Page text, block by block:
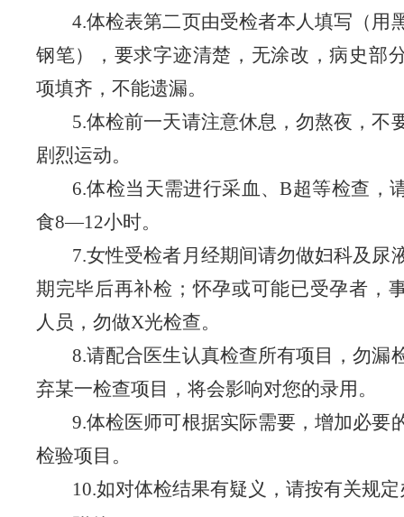
4.体检表第二页由受检者本人填写（用
钢笔），要求字迹清楚，无涂改，病史部
项填齐，不能遗漏。
5.体检前一天请注意休息，勿熬夜，不
剧烈运动。
6.体检当天需进行采血、B超等检查，
食8—12小时。
7.女性受检者月经期间请勿做妇科及尿
期完毕后再补检；怀孕或可能已受孕者，
人员，勿做X光检查。
8.请配合医生认真检查所有项目，勿漏
弃某一检查项目，将会影响对您的录用。
9.体检医师可根据实际需要，增加必要
检验项目。
10.如对体检结果有疑义，请按有关规